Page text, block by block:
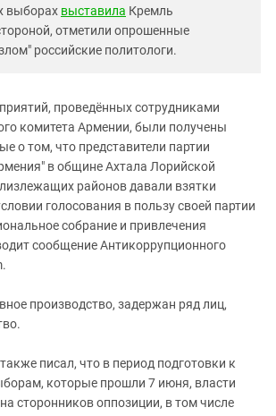
выборах выставила Кремль
отметили опрошенные
российские политологи.
проведённых сотрудниками
комитета Армении, были получены
о том, что представители партии
в общине Ахтала Лорийской
районов давали взятки
голосования в пользу своей партии
собрание и привлечения
сообщение Антикоррупционного
производство, задержан ряд лиц,
также писал, что в период подготовки к
которые прошли 7 июня, власти
сторонников оппозиции, в том числе